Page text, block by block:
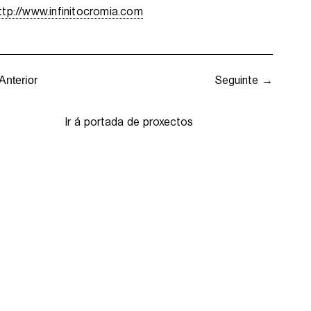
www.infinitocromia.com
Seguinte →
Ir á portada de proxectos